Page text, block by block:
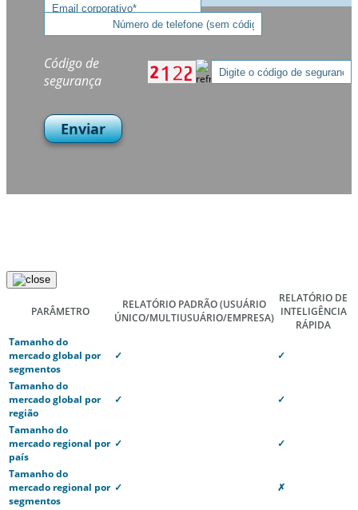
Código de
segurança
Enviar
PARÂMETRO
RELATÓRIO PADRÃO(USUÁRIO
ÚNICO/MULTIUSUÁRIO/EMPRESA)
RELATÓRIO DE
INTELIGÊNCIA
RÁPIDA
Tamanho do
mercado global por
segmentos
✓ ✓
Tamanho do
mercado global por
região
✓ ✓
Tamanho do
mercado regional por
país
✓ ✓
Tamanho do
mercado regional por
segmentos
✓ ✗